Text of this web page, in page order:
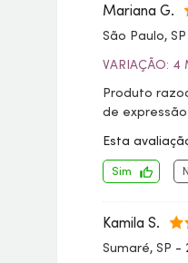
Mariana G.
São Paulo, SP
VARIAÇÃO: 4
Produto
de
Esta
Sim
Kamila S.
Sumaré, SP -